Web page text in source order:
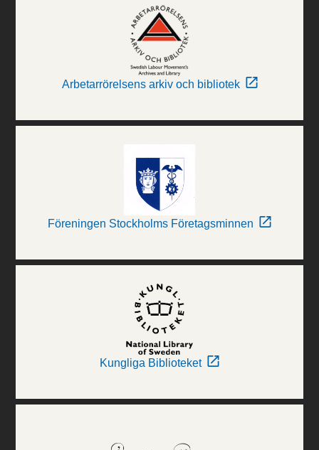
Arbetarrörelsens arkiv och bibliotek
Föreningen Stockholms Företagsminnen
Kungliga Biblioteket